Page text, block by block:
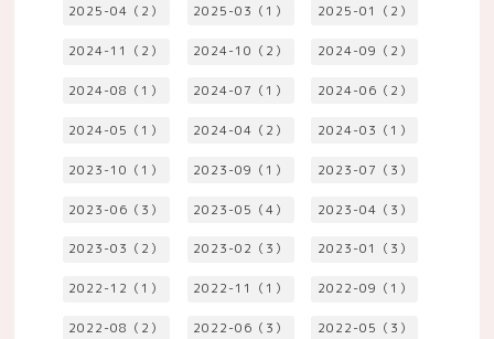
2025-04（2） 2025-03（1） 2025-01（2）
2024-11（2） 2024-10（2） 2024-09（2）
2024-08（1） 2024-07（1） 2024-06（2）
2024-05（1） 2024-04（2） 2024-03（1）
2023-10（1） 2023-09（1） 2023-07（3）
2023-06（3） 2023-05（4） 2023-04（3）
2023-03（2） 2023-02（3） 2023-01（3）
2022-12（1） 2022-11（1） 2022-09（1）
2022-08（2） 2022-06（3） 2022-05（3）